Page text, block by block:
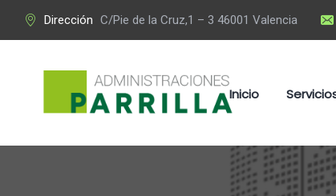
Dirección C/Pie de la Cruz,1 – 3 46001 Valencia
Inicio